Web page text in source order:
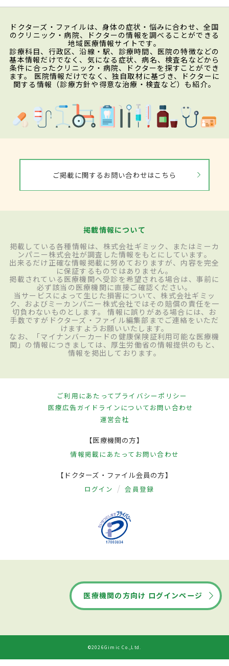
ドクターズ・ファイルは、身体の症状・悩みに合わせ、全国
のクリニック・病院、ドクターの情報を調べることができる
地域医療情報サイトです。
診療科目、行政区、沿線・駅、診療時間、医院の特徴などの
基本情報だけでなく、気になる症状、病名、検査名などから
条件に合ったクリニック・病院、ドクターを探すことができ
ます。 医院情報だけでなく、独自取材に基づき、ドクターに
関する情報（診療方針や得意な治療・検査など）も紹介。
ご掲載に関するお問い合わせはこちら
掲載情報について
掲載している各種情報は、株式会社ギミック、またはミーカ
ンパニー株式会社が調査した情報をもとにしています。
出来るだけ正確な情報掲載に努めておりますが、内容を完全
に保証するものではありません。
掲載されている医療機関へ受診を希望される場合は、事前に
必ず該当の医療機関に直接ご確認ください。
当サービスによって生じた損害について、株式会社ギミッ
ク、およびミーカンパニー株式会社ではその賠償の責任を一
切負わないものとします。 情報に誤りがある場合には、お
手数ですがドクターズ・ファイル編集部までご連絡をいただ
けますようお願いいたします。
なお、「マイナンバーカードの健康保険証利用可能な医療機
関」の情報につきましては、厚生労働省の情報提供のもと、
情報を掲出しております。
ご利用にあたってプライバシーポリシー
医療広告ガイドラインについてお問い合わせ
運営会社
【医療機関の方】
情報掲載にあたって お問い合わせ
【ドクターズ・ファイル会員の方】
ログイン 会員登録
医療機関の方向け ログインページ
©2026Gimic Co.,Ltd.